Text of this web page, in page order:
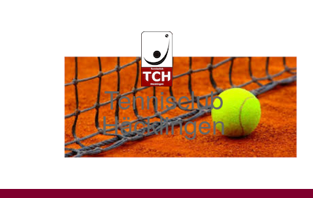
Tennisclub
Häcklingen